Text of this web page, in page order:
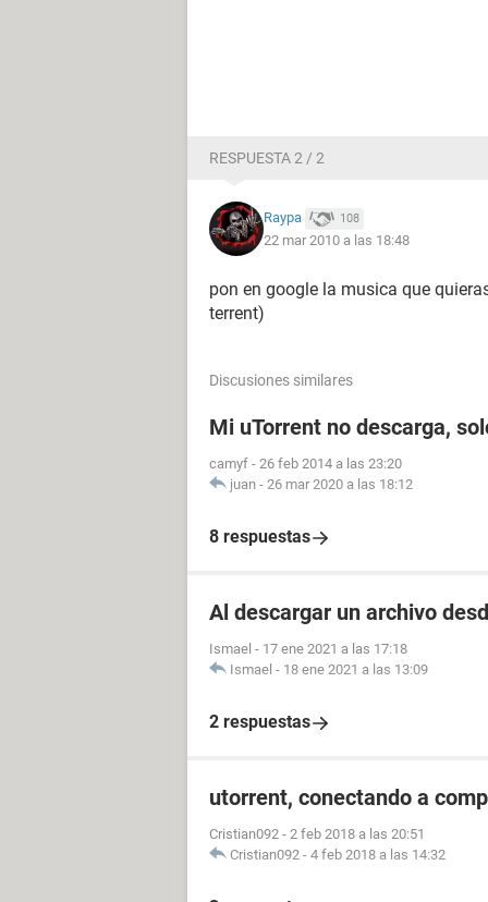
RESPUESTA 2 / 2
Raypa 108
22 mar 2010 a las 18:48
pon en google la musica que
terrent)
Discusiones similares
Mi uTorrent no descarga,
camyf - 26 feb 2014 a las 23:20
juan - 26 mar 2020 a las 18:12
8 respuestas
Al descargar un archivo
Ismael - 17 ene 2021 a las 17:18
Ismael - 18 ene 2021 a las 13:09
2 respuestas
utorrent, conectando a
Cristian092 - 2 feb 2018 a las 20:51
Cristian092 - 4 feb 2018 a las 14:32